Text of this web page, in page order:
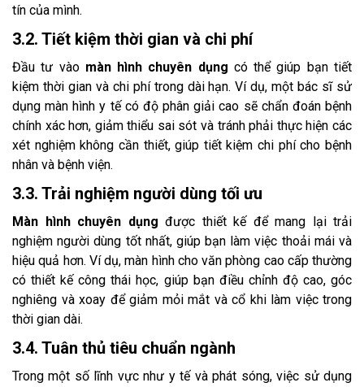
tín của mình.
3.2. Tiết kiệm thời gian và chi phí
Đầu tư vào màn hình chuyên dụng có thể giúp bạn tiết
kiệm thời gian và chi phí trong dài hạn. Ví dụ, một bác sĩ sử
dụng màn hình y tế có độ phân giải cao sẽ chẩn đoán bệnh
chính xác hơn, giảm thiểu sai sót và tránh phải thực hiện các
xét nghiệm không cần thiết, giúp tiết kiệm chi phí cho bệnh
nhân và bệnh viện.
3.3. Trải nghiệm người dùng tối ưu
Màn hình chuyên dụng được thiết kế để mang lại trải
nghiệm người dùng tốt nhất, giúp bạn làm việc thoải mái và
hiệu quả hơn. Ví dụ, màn hình cho văn phòng cao cấp thường
có thiết kế công thái học, giúp bạn điều chỉnh độ cao, góc
nghiêng và xoay để giảm mỏi mắt và cổ khi làm việc trong
thời gian dài.
3.4. Tuân thủ tiêu chuẩn ngành
Trong một số lĩnh vực như y tế và phát sóng, việc sử dụng